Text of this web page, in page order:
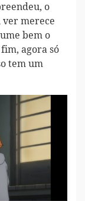
o
ver merece
bem o
agora só
tem um